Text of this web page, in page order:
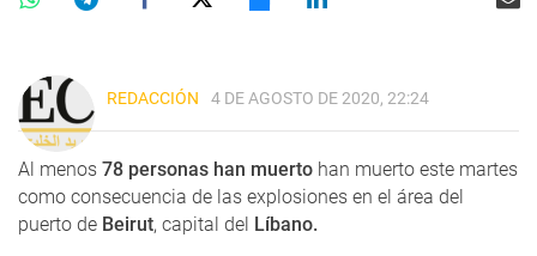
REDACCIÓN 4 DE AGOSTO DE 2020, 22:24
Al menos 78 personas han muerto han muerto este martes
como consecuencia de las explosiones en el área del
puerto de Beirut, capital del Líbano.